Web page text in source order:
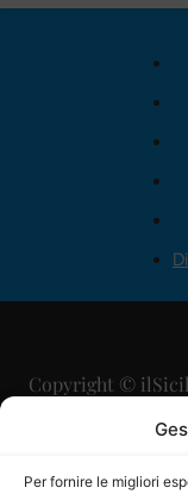
Per fornire le migliori
Copyright ©